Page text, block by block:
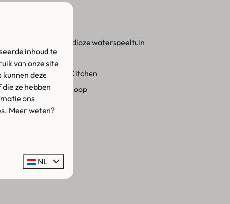
met grandioze waterspeeltuin
en speelvelden
Piazza Italian Kitchen
met bioscoop
inhoud te
van onze site
deze
ze hebben
ons
Meer weten?
NL